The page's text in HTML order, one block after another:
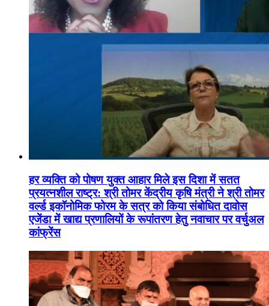
हर व्यक्ति को पोषण युक्त आहार मिले इस दिशा में सतत
प्रयत्नशील राष्ट्र: श्री तोमर केंद्रीय कृषि मंत्री ने श्री तोमर
वर्ल्ड इकॉनोमिक फोरम के सत्र को किया संबोधित दावोस
एजेंडा में खाद्य प्रणालियों के रूपांतरण हेतु नवाचार पर वर्चुअल
कांफ्रेंस